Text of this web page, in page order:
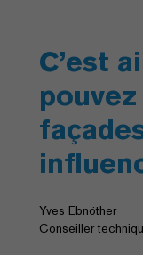
C’est
Yves Ebnöther
Conseiller